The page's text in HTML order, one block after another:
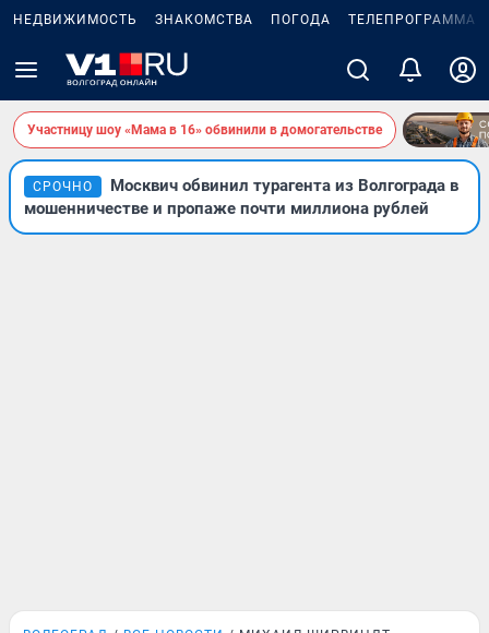
НЕДВИЖИМОСТЬ ЗНАКОМСТВА ПОГОДА ТЕЛЕПРОГРАММА
Участницу шоу «Мама в 16» обвинили в домогательстве
СРОЧНО
Москвич обвинил турагента из Волгограда в
мошенничестве и пропаже почти миллиона рублей